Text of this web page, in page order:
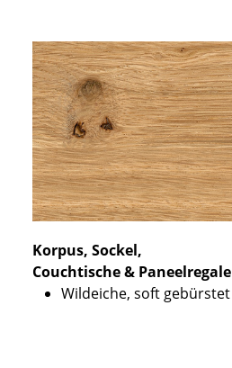
Korpus, Sockel,
Couchtische & Paneelregale
Wildeiche, soft gebürstet